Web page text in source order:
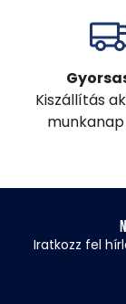
Kiszállítás
Iratkozz fel